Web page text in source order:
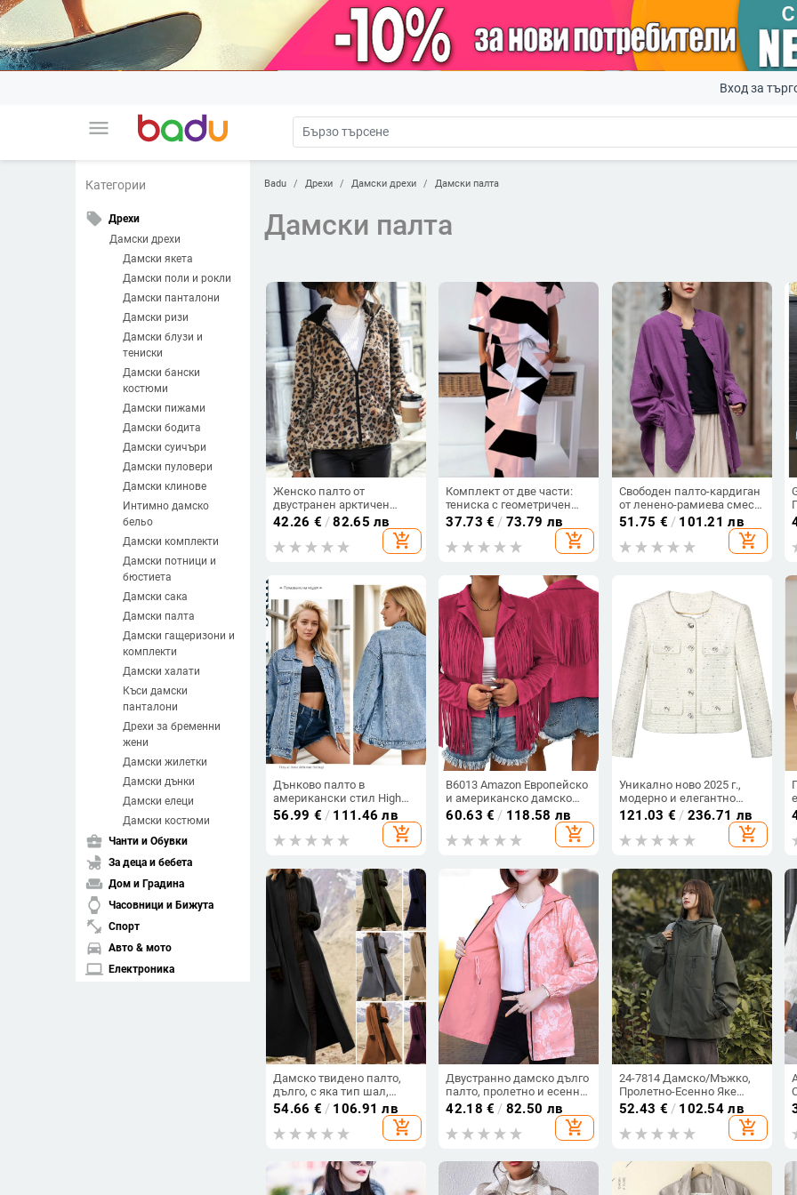
menu
Вход за
Категории
local_offer Дрехи
Дамски дрехи
Дамски якета
Дамски поли и рокли
Дамски панталони
Дамски ризи
Дамски блузи и
тениски
Дамски бански
костюми
Дамски пижами
Дамски бодита
Дамски суичъри
Дамски пуловери
Дамски клинове
Интимно дамско
бельо
Дамски комплекти
Дамски потници и
бюстиета
Дамски сака
Дамски палта
Дамски гащеризони и
комплекти
Дамски халати
Къси дамски
панталони
Дрехи за бременни
жени
Дамски жилетки
Дамски дънки
Дамски елеци
Дамски костюми
business_center Чанти и Обувки
child_friendly За деца и бебета
weekend Дом и Градина
watch Часовници и Бижута
fitness_center Спорт
directions_car Авто & мото
laptop Електроника
Badu Дрехи Дамски дрехи Дамски палта
Дамски палта
Женско палто от
двустранен арктичен
велур с леопардов принт,
качулка, свободен силует,
средна дължина
42.26 € /82.65 лв
add_shopping_cart
Комплект от две части:
тениска с геометричен
принт и пола, Milk Silk
тъкан; Slim fit; деколте с
открити рамене; ръкав
спандекс под 30%
37.73 € / 73.79 лв
add_shopping_cart
Свободен палто-кардиган
от ленено-рамиева смес
със 70–80% лен и 20–30%
памук, средна дължина,
стойка яка, ръкав тип
51.75 € / 101.21 лв
add_shopping_cart
Дънково палто в
американски стил High
Street, дамско пролетно-
есенно и зимно,
свободно, голямо, със
деним
56.99 € / 111.46 лв
add_shopping_cart
B6013 Amazon Европейско
и американско дамско
есенно-зимно ново яке с
дълъг ръкав и принт с
пискюли, модерно
60.63 € / 118.58 лв
add_shopping_cart
Уникално ново 2025 г.,
модерно и елегантно
дизайнерско яке от висок
клас във френски стил с
изтънчена и шикозна
121.03 € / 236.71 лв
add_shopping_cart
Дамско твидено палто,
дълго, с яка тип шал,
ретро стил, вълнен плат
на полиестерна основа
54.66 € / 106.91 лв
add_shopping_cart
Двустранно дамско дълго
палто, пролетно и есенно
2025, ново,
югоизточноазиатско,
големи размери, на склад
42.18 € / 82.50 лв
add_shopping_cart
24-7814 Дамско/Мъжко,
Пролетно-Есенно Яке
2024, Ново, Свободно, С
Качулка, Ветроустойчиво,
Водоустойчиво,
Ежедневно, Модерно
52.43 € / 102.54 лв
add_shopping_cart